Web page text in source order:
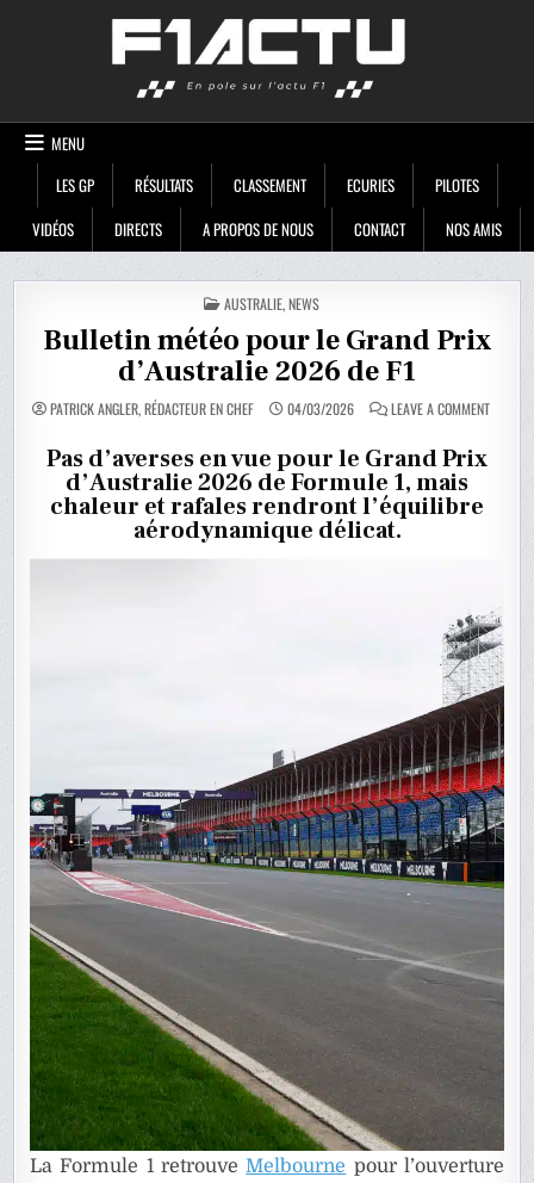
MENU
LES GP
RÉSULTATS CLASSEMENT ECURIES
PILOTES
VIDÉOS
DIRECTS A PROPOS DE NOUS CONTACT NOS AMIS
POSTED
IN
AUSTRALIE,NEWS
Bulletin météo pour le Grand Prix
d’Australie 2026 de F1
PATRICK ANGLER, RÉDACTEUR EN CHEF 04/03/2026 LEAVE A COMMENTON
Pas d’averses en vue pour le Grand Prix
d’Australie 2026 de Formule 1, mais
chaleur et rafales rendront l’équilibre
aérodynamique délicat.
La Formule 1 retrouve Melbourne pour l’ouverture